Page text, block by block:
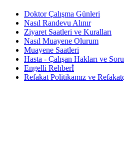
Doktor Çalışma Günleri
Nasıl Randevu Alınır
Ziyaret Saatleri ve Kuralları
Nasıl Muayene Olurum
Muayene Saatleri
Hasta - Çalışan Hakları ve
Engelli Rehberİ
Refakat Politikamız ve